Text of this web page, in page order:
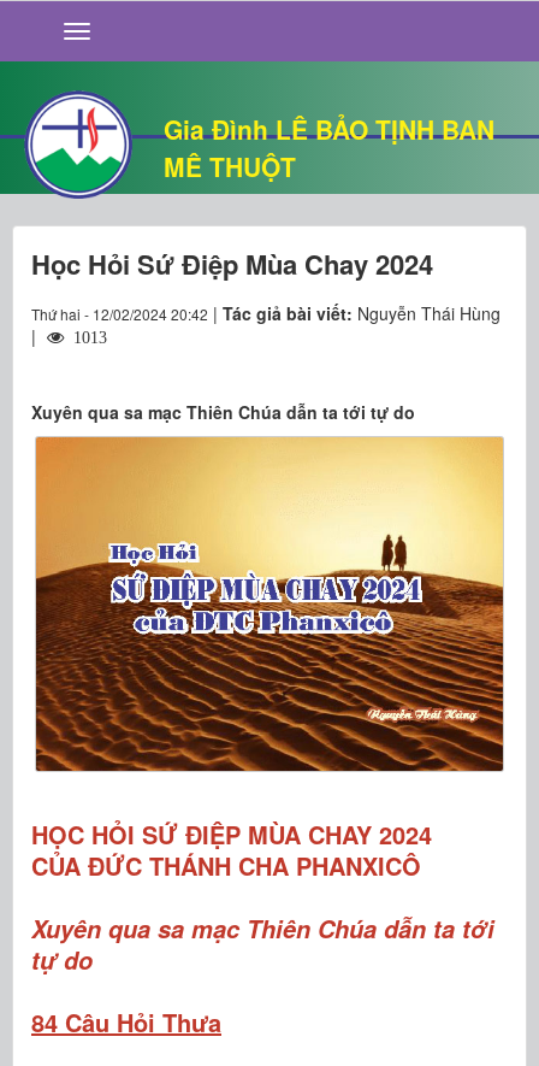
Gia Đình LÊ BẢO TỊNH BAN
MÊ THUỘT
GIỚI THIỆU
TIN TỨC
SỐNG ĐẠO
CHUYỆN NHÀ
QUÁN VĂN
THƯ GIÃN
Học Hỏi Sứ Điệp Mùa Chay 2024
Thứ hai - 12/02/2024 20:42 | Tác giả bài viết: Nguyễn Thái Hùng
|
1013
Xuyên qua sa mạc Thiên Chúa dẫn ta tới tự do
HỌC HỎI SỨ ĐIỆP MÙA CHAY 2024
CỦA ĐỨC THÁNH CHA PHANXICÔ
Xuyên qua sa mạc Thiên Chúa dẫn ta tới
tự do
84 Câu Hỏi Thưa